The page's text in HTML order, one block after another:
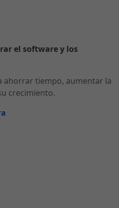
el software y los
ahorrar tiempo, aumentar la
crecimiento.